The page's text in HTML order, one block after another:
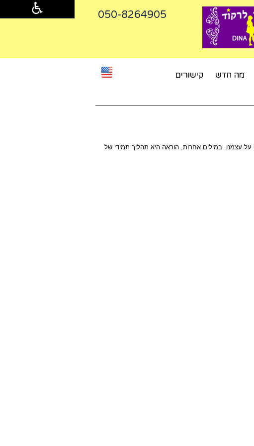
050-8264905‬
מה חדש קישורים
על עצמנו. במילים אחרות, הוראה היא תהליך תמידי של